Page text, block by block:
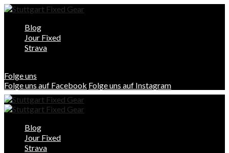
Blog
Jour Fixed
Strava
Folge uns
Folge uns auf Facebook Folge uns auf Instagram
Blog
Jour Fixed
Strava